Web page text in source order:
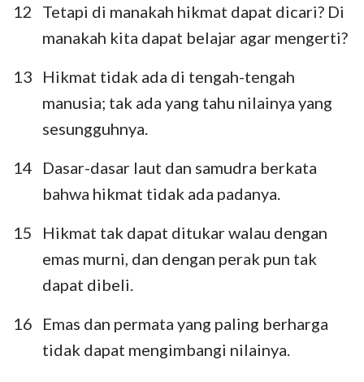
12
Tetapi di manakah hikmat dapat dicari? Di
manakah kita dapat belajar agar mengerti?
13
Hikmat tidak ada di tengah-tengah
manusia; tak ada yang tahu nilainya yang
sesungguhnya.
14
Dasar-dasar laut dan samudra berkata
bahwa hikmat tidak ada padanya.
15
Hikmat tak dapat ditukar walau dengan
emas murni, dan dengan perak pun tak
dapat dibeli.
16
Emas dan permata yang paling berharga
tidak dapat mengimbangi nilainya.